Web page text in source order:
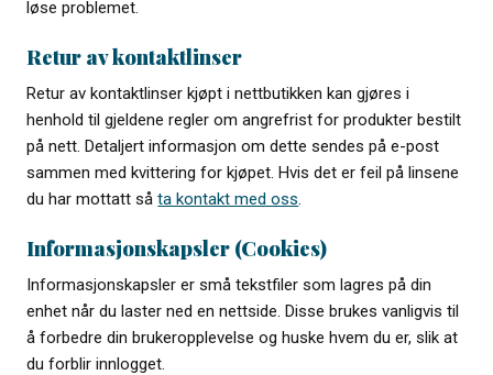
løse problemet.
Retur av kontaktlinser
Retur av kontaktlinser kjøpt i nettbutikken kan gjøres i
henhold til gjeldene regler om angrefrist for produkter bestilt
på nett. Detaljert informasjon om dette sendes på e-post
sammen med kvittering for kjøpet. Hvis det er feil på linsene
du har mottatt såta kontakt med oss.
Informasjonskapsler (Cookies)
Informasjonskapsler er små tekstfiler som lagres på din
enhet når du laster ned en nettside. Disse brukes vanligvis til
å forbedre din brukeropplevelse og huske hvem du er, slik at
du forblir innlogget.